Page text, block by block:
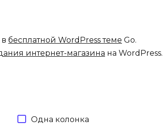
бесплатной WordPress теме Go.
интернет-магазина на WordPress.
Одна колонка